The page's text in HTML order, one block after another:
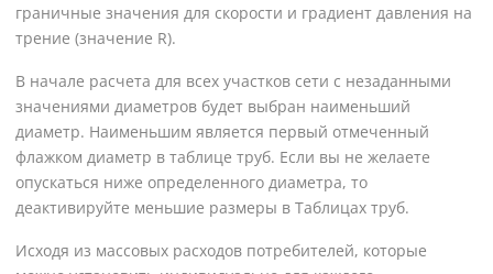
граничные значения для скорости и градиент давления на
трение (значение R).
В начале расчета для всех участков сети с незаданными
значениями диаметров будет выбран наименьший
диаметр. Наименьшим является первый отмеченный
флажком диаметр в таблице труб. Если вы не желаете
опускаться ниже определенного диаметра, то
деактивируйте меньшие размеры в Таблицах труб.
Исходя из массовых расходов потребителей, которые